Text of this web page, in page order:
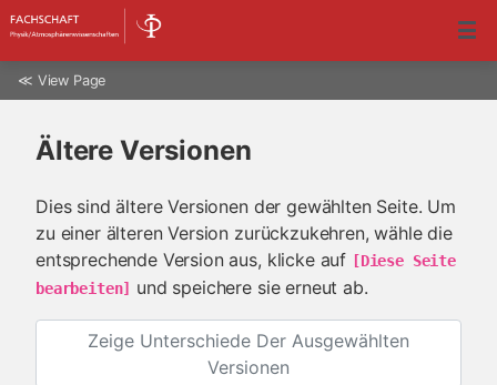
≪ View Page
Ältere Versionen
Dies sind ältere Versionen der gewählten Seite. Um
zu einer älteren Version zurückzukehren, wähle die
entsprechende Version aus, klicke auf [Diese Seite
bearbeiten]
und speichere sie erneut ab.
Zeige Unterschiede Der Ausgewählten
Versionen